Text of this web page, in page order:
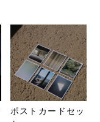
ポストカードセッ